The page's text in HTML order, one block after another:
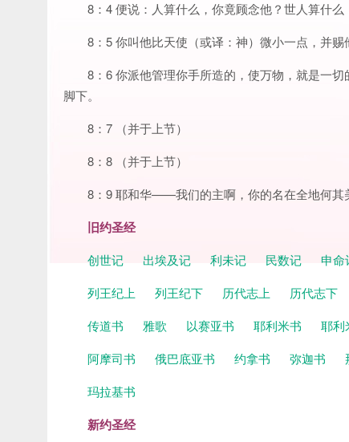
8：4 便说：人算什么，你竟顾念他？世人算什么
8：5 你叫他比天使（或译：神）微小一点，并
8：6 你派他管理你手所造的，使万物，就是一
脚下。
8：7 （并于上节）
8：8 （并于上节）
8：9 耶和华——我们的主啊，你的名在全地何其
旧约圣经
创世记 出埃及记 利未记 民数记 申命
列王纪上
列王纪下 历代志上 历代志下
传道书
雅歌 以赛亚书 耶利米书 耶利
阿摩司书
俄巴底亚书 约拿书 弥迦书
玛拉基书
新约圣经